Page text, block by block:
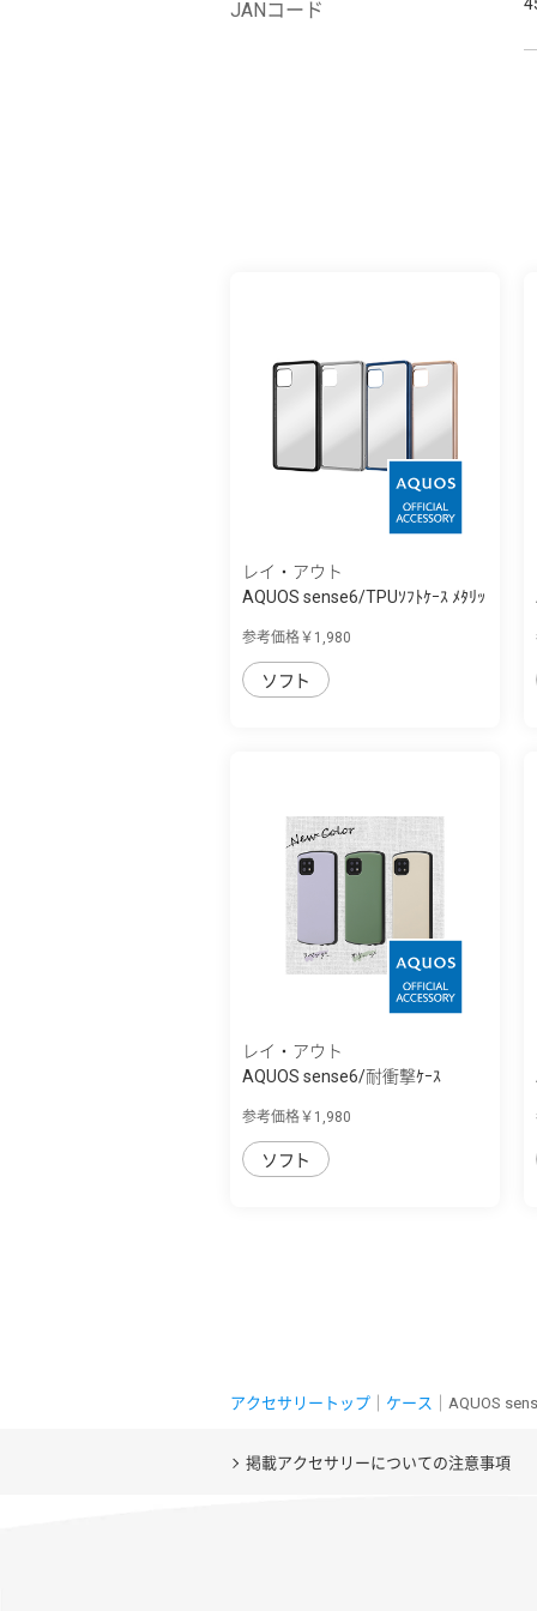
JANコード
レイ・アウト
AQUOS sense6/TPUｿﾌﾄｹｰｽ ﾒﾀﾘｯ
参考価格￥1,980
ソフト
レイ・アウト
AQUOS sense6/耐衝撃ｹｰｽ
参考価格￥1,980
ソフト
アクセサリートップ ケース ｜AQUOS
掲載アクセサリーについての注意事項